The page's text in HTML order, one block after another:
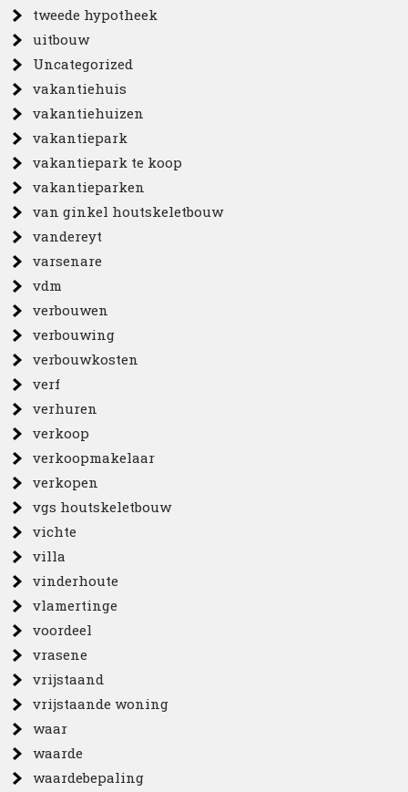
tweede hypotheek
uitbouw
Uncategorized
vakantiehuis
vakantiehuizen
vakantiepark
vakantiepark te koop
vakantieparken
van ginkel houtskeletbouw
vandereyt
varsenare
vdm
verbouwen
verbouwing
verbouwkosten
verf
verhuren
verkoop
verkoopmakelaar
verkopen
vgs houtskeletbouw
vichte
villa
vinderhoute
vlamertinge
voordeel
vrasene
vrijstaand
vrijstaande woning
waar
waarde
waardebepaling